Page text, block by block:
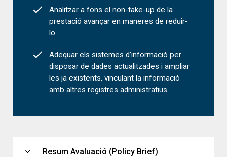
Analitzar a fons el non-take-up de la
prestació avançar en maneres de reduir-
lo.
Adequar els sistemes d’informació per
disposar de dades actualitzades i ampliar
les ja existents, vinculant la informació
amb altres registres administratius.
expand_more Resum Avaluació (Policy Brief)